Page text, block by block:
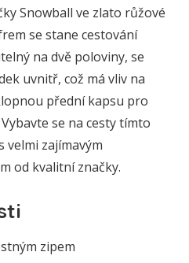
Snowball ve zlato růžové
se stane cestování
na dvě poloviny, se
uvnitř, což má vliv na
přední kapsu pro
se na cesty tímto
velmi zajímavým
od kvalitní značky.
zipem